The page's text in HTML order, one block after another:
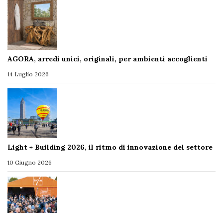
AGORA, arredi unici, originali, per ambienti accoglienti
14 Luglio 2026
Light + Building 2026, il ritmo di innovazione del settore
10 Giugno 2026